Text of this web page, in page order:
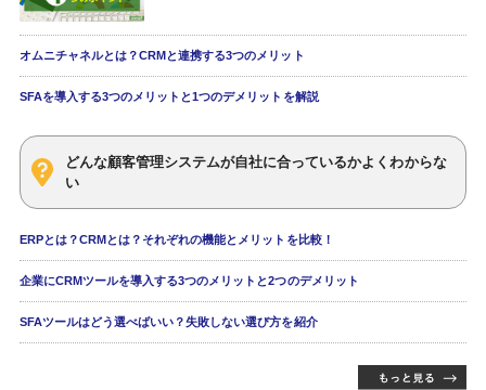
オムニチャネルとは？CRMと連携する3つのメリット
SFAを導入する3つのメリットと1つのデメリットを解説
どんな顧客管理システムが自社に合っているかよくわからな
い
ERPとは？CRMとは？それぞれの機能とメリットを比較！
企業にCRMツールを導入する3つのメリットと2つのデメリット
SFAツールはどう選べばいい？失敗しない選び方を紹介